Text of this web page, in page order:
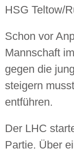
HSG Teltow/
Schon vor
Mannschaft
gegen die
steigern
entführen.
Der LHC
Partie. Über